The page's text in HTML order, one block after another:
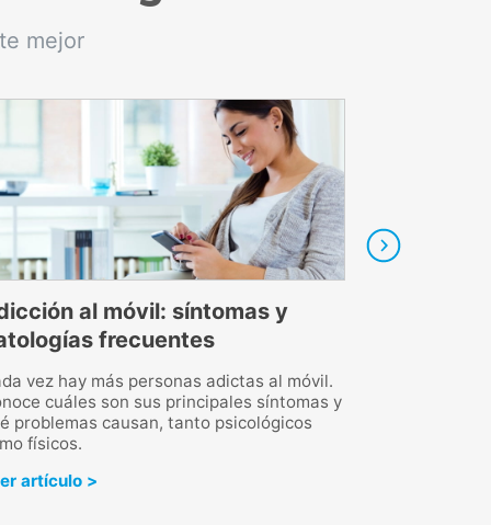
mejor
al móvil: síntomas y
frecuentes
vez hay más personas adictas al móvil.
cuáles son sus principales síntomas y
problemas causan, tanto psicológicos
físicos.
artículo >